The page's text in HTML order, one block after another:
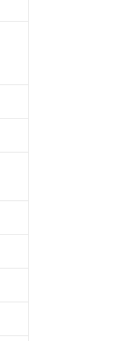
利用者の範囲」に記載されて
するものではありません。
間は出荷製品に未対応品が
い限り、2022年1月12日よ